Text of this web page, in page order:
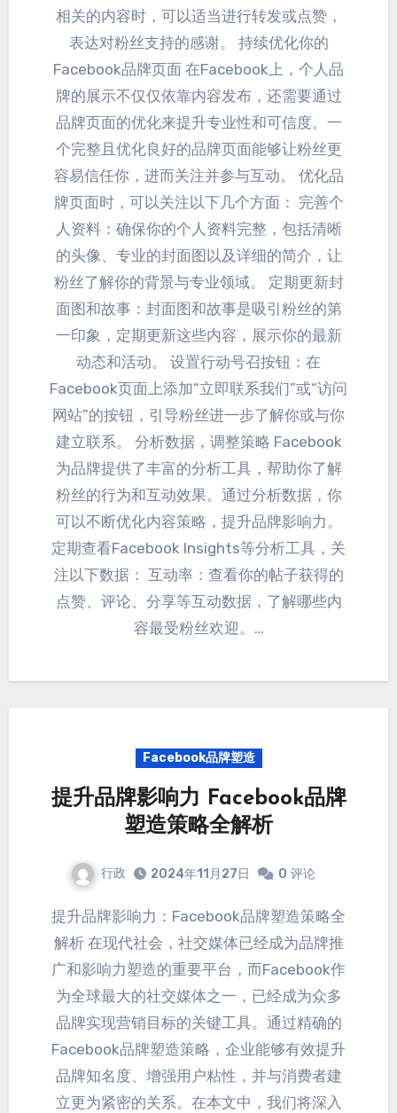
相关的内容时， 可以适当进行转发或点赞，
表达对粉丝支持的感谢。 持续优化你的
Facebook品牌页面 在Facebook上 ， 个人品
牌的展示不仅仅依靠内容发布， 还需要通过
品牌页面的优化来提升专业性和可信度。 一
个完整且优化良好的品牌页面能够让粉丝更
容易信任你， 进而关注并参与互动。 优化品
牌页面时， 可以关注以下几个方面： 完善个
人资料： 确保你的个人资料完整 ， 包括清晰
的头像、 专业的封面图以及详细的简介 ， 让
粉丝了解你的背景与专业领域。 定期更新封
面图和故事 ： 封面图和故事是吸引粉丝的第
一印象 ， 定期更新这些内容 ， 展示你的最新
动态和活动。 设置行动号召按钮 ： 在
Facebook页面上添加“立即联系我们”或“访问
网站”的按钮 ， 引导粉丝进一步了解你或与你
建立联系。 分析数据， 调整策略 Facebook
为品牌提供了丰富的分析工具， 帮助你了解
粉丝的行为和互动效果。 通过分析数据， 你
可以不断优化内容策略 ，提升品牌影响力。
定期查看Facebook Insights等分析工具 ， 关
注以下数据： 互动率： 查看你的帖子获得的
点赞、评论、分享等互动数据， 了解哪些内
容最受粉丝欢迎。…
Facebook品牌塑造
提升品牌影响力 Facebook品牌
塑造策略全解析
行政 2024年11月27日 0 评论
提升品牌影响力： Facebook品牌塑造策略全
解析 在现代社会 ，社交媒体已经成为品牌推
广和影响力塑造的重要平台，而Facebook作
为全球最大的社交媒体之一，已经成为众多
品牌实现营销目标的关键工具。通过精确的
Facebook品牌塑造策略，企业能够有效提升
品牌知名度、增强用户粘性，并与消费者建
立更为紧密的关系。在本文中，我们将深入